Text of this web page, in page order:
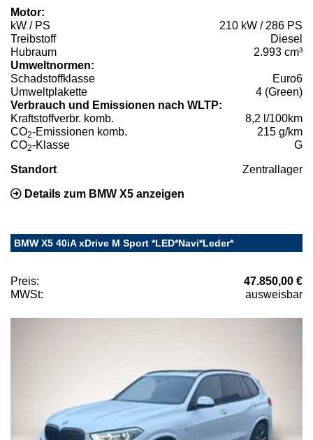
Motor:
kW / PS
210 kW / 286 PS
Treibstoff
Diesel
Hubraum
2.993 cm³
Umweltnormen:
Schadstoffklasse
Euro6
Umweltplakette
4 (Green)
Verbrauch und Emissionen nach WLTP:
Kraftstoffverbr. komb.
8,2 l/100km
CO2-Emissionen komb.
215 g/km
CO2-Klasse G
Standort Zentrallager
Details zum BMW X5 anzeigen
BMW X5 40iA xDrive M Sport *LED*Navi*Leder*
Preis:
47.850,00 €
MWSt:
ausweisbar